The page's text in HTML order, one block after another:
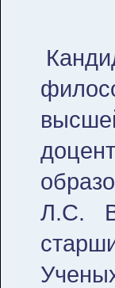
Л.С.